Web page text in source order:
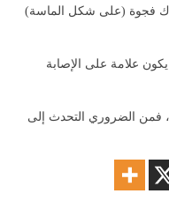
فجوة (على شكل الماسة)
علامة على الإصابة
فمن الضروري التحدث إلى